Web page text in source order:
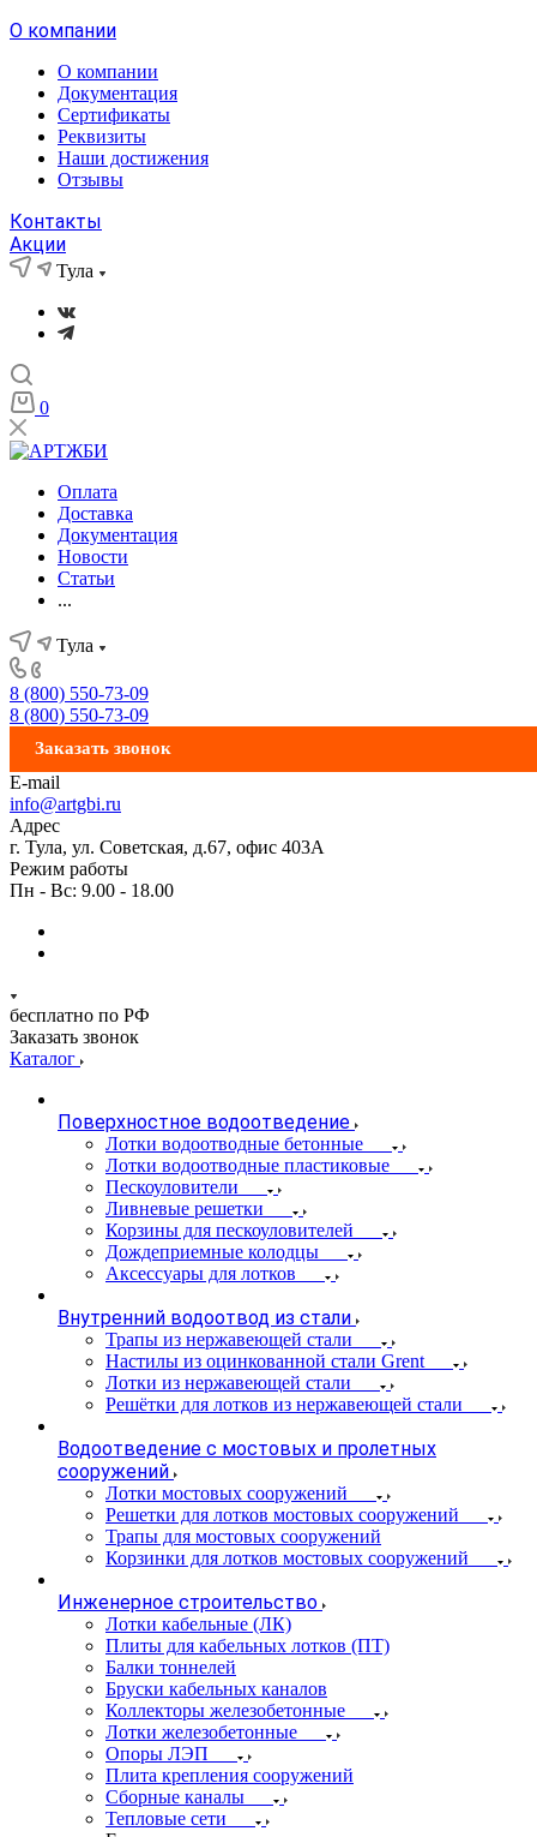
О компании
О компании
Документация
Сертификаты
Реквизиты
Наши достижения
Отзывы
Контакты
Акции
Тула
0
Оплата
Доставка
Документация
Новости
Статьи
...
Тула
8 (800) 550-73-09
8 (800) 550-73-09
Заказать звонок
E-mail
info@artgbi.ru
Адрес
г. Тула, ул. Советская, д.67, офис 403А
Режим работы
Пн - Вс: 9.00 - 18.00
бесплатно по РФ
Заказать звонок
Каталог
Поверхностное водоотведение
Лотки водоотводные бетонные
Лотки водоотводные пластиковые
Пескоуловители
Ливневые решетки
Корзины для пескоуловителей
Дождеприемные колодцы
Аксессуары для лотков
Внутренний водоотвод из стали
Трапы из нержавеющей стали
Настилы из оцинкованной стали Grent
Лотки из нержавеющей стали
Решётки для лотков из нержавеющей стали
Водоотведение с мостовых и пролетных
сооружений
Лотки мостовых сооружений
Решетки для лотков мостовых сооружений
Трапы для мостовых сооружений
Корзинки для лотков мостовых сооружений
Инженерное строительство
Лотки кабельные (ЛК)
Плиты для кабельных лотков (ПТ)
Балки тоннелей
Бруски кабельных каналов
Коллекторы железобетонные
Лотки железобетонные
Опоры ЛЭП
Плита крепления сооружений
Сборные каналы
Тепловые сети